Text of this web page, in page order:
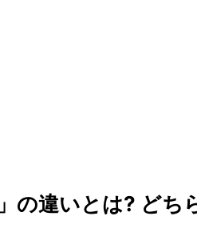
の違いとは? ど